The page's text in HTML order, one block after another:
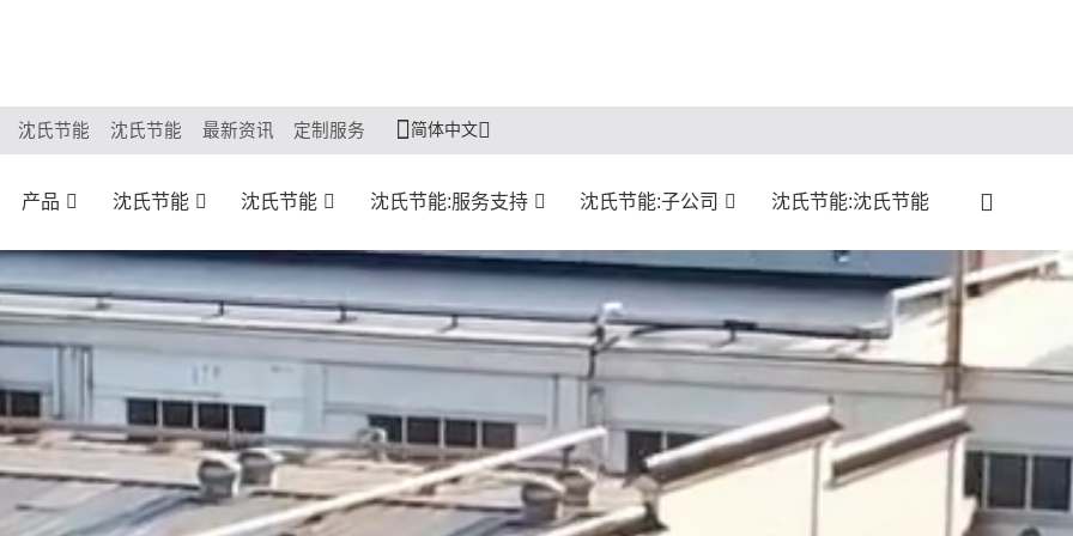
沈氏节能 沈氏节能 最新资讯 定制服务 简体中文
产品 沈氏节能 沈氏节能 沈氏节能:服务支持 沈氏节能:子公司 沈氏节能:沈氏节能